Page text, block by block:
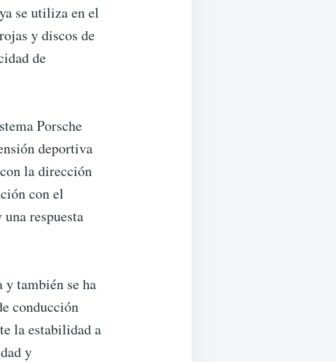
se utiliza en el
y discos de
de
Porsche
deportiva
la dirección
con el
respuesta
también se ha
conducción
la estabilidad a
y